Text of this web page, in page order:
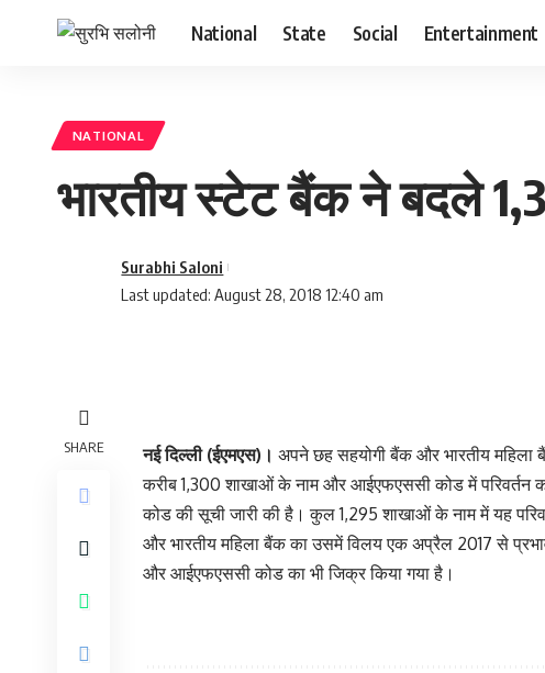
National State Social Entertainment
NATIONAL
भारतीय स्टेट बैंक ने बदले
Last updated: August 28, 2018 12:40 am
Surabhi Saloni
SHARE नई दिल्ली (ईएमएस)। अपने छह सहयोगी बैंक और भारतीय
करीब 1,300 शाखाओं के नाम और आईएफएससी कोड में
कोड की सूची जारी की है। कुल 1,295 शाखाओं के नाम में यह
और भारतीय महिला बैंक का उसमें विलय एक अप्रैल 2017 से
और आईएफएससी कोड का भी जिक्र किया गया है।